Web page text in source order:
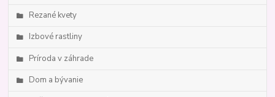
Rezané kvety
Izbové rastliny
Príroda v záhrade
Dom a bývanie